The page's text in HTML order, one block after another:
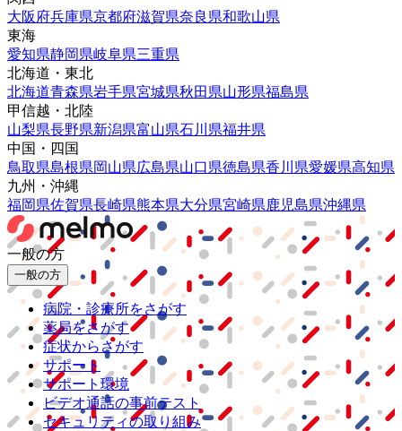
大阪府兵庫県京都府滋賀県奈良県和歌山県
東海
愛知県静岡県岐阜県三重県
北海道・東北
北海道青森県岩手県宮城県秋田県山形県福島県
甲信越・北陸
山梨県長野県新潟県富山県石川県福井県
中国・四国
鳥取県島根県岡山県広島県山口県徳島県香川県愛媛県高知県
九州・沖縄
福岡県佐賀県長崎県熊本県大分県宮崎県鹿児島県沖縄県
一般の方
一般の方
病院・診療所をさがす
薬局をさがす
症状からさがす
サポート
サポート環境
ビデオ通話の事前テスト
セキュリティの取り組み